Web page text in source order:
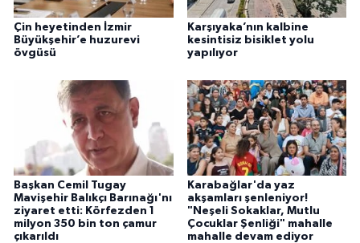
Çin heyetinden İzmir
Büyükşehir’e huzurevi
övgüsü
Karşıyaka’nın kalbine
kesintisiz bisiklet yolu
yapılıyor
Başkan Cemil Tugay
Mavişehir Balıkçı Barınağı'nı
ziyaret etti: Körfezden 1
milyon 350 bin ton çamur
çıkarıldı
Karabağlar'da yaz
akşamları şenleniyor!
"Neşeli Sokaklar, Mutlu
Çocuklar Şenliği" mahalle
mahalle devam ediyor